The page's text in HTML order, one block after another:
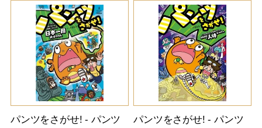
パンツをさがせ! - パンツ
パンツをさがせ! - パンツ